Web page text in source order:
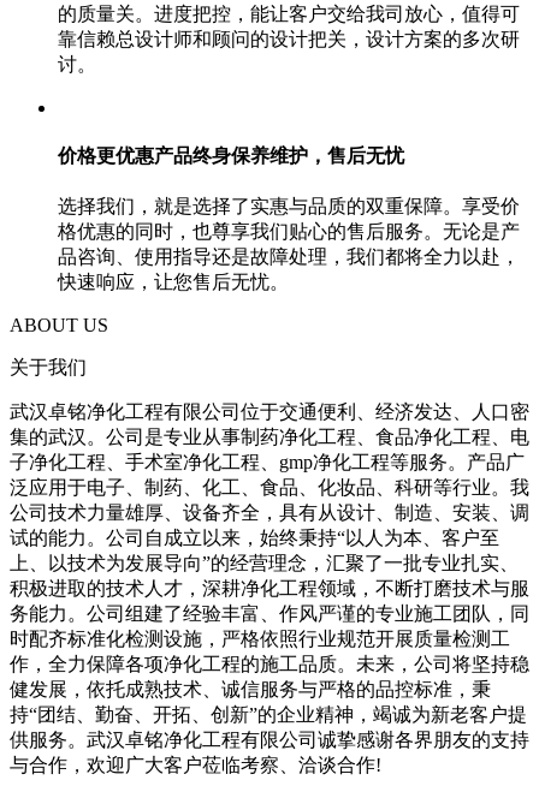
的质量关。进度把控，能让客户交给我司放心，值得可
靠信赖总设计师和顾问的设计把关，设计方案的多次研
讨。
价格更优惠产品终身保养维护，售后无忧
选择我们，就是选择了实惠与品质的双重保障。享受价
格优惠的同时，也尊享我们贴心的售后服务。无论是产
品咨询、使用指导还是故障处理，我们都将全力以赴，
快速响应，让您售后无忧。
ABOUT US
关于我们
武汉卓铭净化工程有限公司位于交通便利、经济发达、人口密
集的武汉。公司是专业从事制药净化工程、食品净化工程、电
子净化工程、手术室净化工程、gmp净化工程等服务。产品广
泛应用于电子、制药、化工、食品、化妆品、科研等行业。我
公司技术力量雄厚、设备齐全，具有从设计、制造、安装、调
试的能力。公司自成立以来，始终秉持“以人为本、客户至
上、以技术为发展导向”的经营理念，汇聚了一批专业扎实、
积极进取的技术人才，深耕净化工程领域，不断打磨技术与服
务能力。公司组建了经验丰富、作风严谨的专业施工团队，同
时配齐标准化检测设施，严格依照行业规范开展质量检测工
作，全力保障各项净化工程的施工品质。未来，公司将坚持稳
健发展，依托成熟技术、诚信服务与严格的品控标准，秉
持“团结、勤奋、开拓、创新”的企业精神，竭诚为新老客户提
供服务。武汉卓铭净化工程有限公司诚挚感谢各界朋友的支持
与合作，欢迎广大客户莅临考察、洽谈合作!